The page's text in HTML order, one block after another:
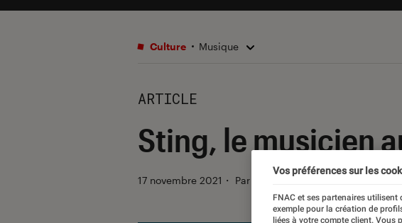
Culture Musique
ARTICLE
Sting, le musicien
17 novembre 2021 ・ Par Mathieu M.
Vos préférences sur les
FNAC et ses partenaires
exemple pour la création de
liées à votre compte client. Vous